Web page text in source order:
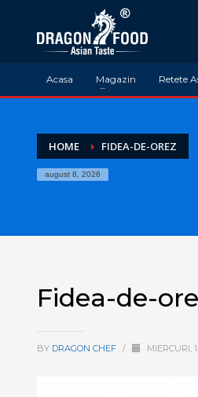
Acasa Magazin Retete
HOME FIDEA-DE-OREZ
august 8, 2026
Fidea-de-
BY DRAGON CHEF / MIERCURI,